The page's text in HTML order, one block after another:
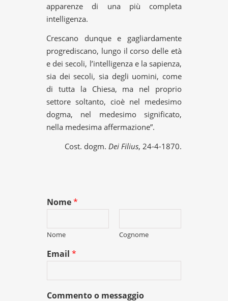
apparenze di una più completa
intelligenza.
Crescano dunque e gagliardamente
progrediscano, lungo il corso delle età
e dei secoli, l’intelligenza e la sapienza,
sia dei secoli, sia degli uomini, come
di tutta la Chiesa, ma nel proprio
settore soltanto, cioè nel medesimo
dogma, nel medesimo significato,
nella medesima affermazione”.
Cost. dogm. Dei Filius, 24-4-1870.
Nome*
Nome Cognome
Email*
Commento o messaggio